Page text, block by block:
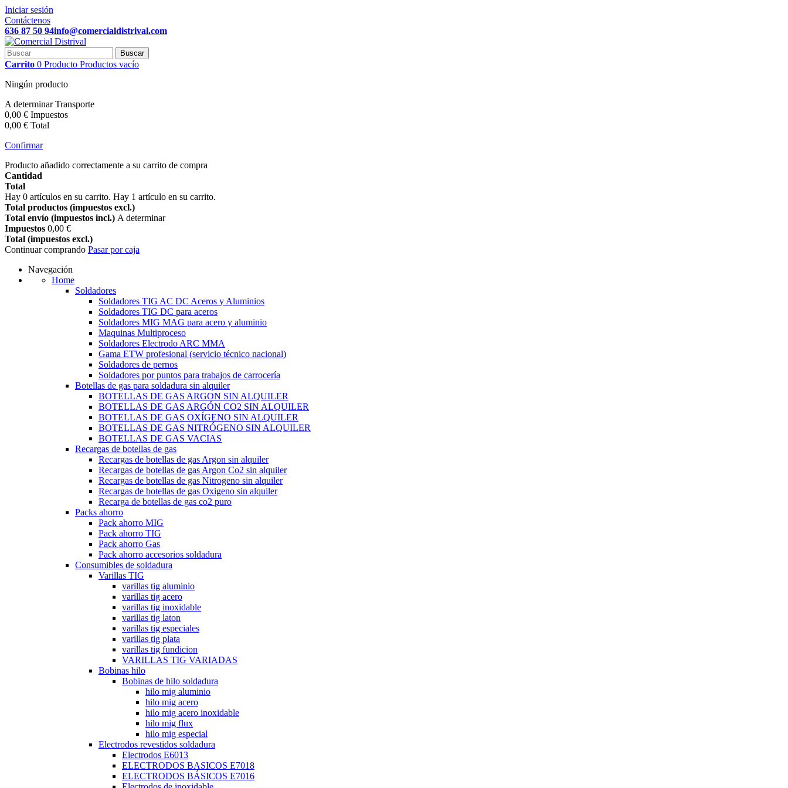
Iniciar sesión
Contáctenos
636 87 50 94info@comercialdistrival.com
Buscar
Carrito 0 Producto Productos vacío
Ningún producto
A determinarTransporte
0,00 € Impuestos
0,00 € Total
Confirmar
Producto añadido correctamente a su carrito de compra
Cantidad
Total
Hay 0 artículos en su carrito. Hay 1 artículo en su carrito.
Total productos (impuestos excl.)
Total envío (impuestos incl.) A determinar
Impuestos 0,00 €
Total (impuestos excl.)
Continuar comprando Pasar por caja
Navegación
Home
Soldadores
Soldadores TIG AC DC Aceros y Aluminios
Soldadores TIG DC para aceros
Soldadores MIG MAG para acero y aluminio
Maquinas Multiproceso
Soldadores Electrodo ARC MMA
Gama ETW profesional (servicio técnico nacional)
Soldadores de pernos
Soldadores por puntos para trabajos de carrocería
Botellas de gas para soldadura sin alquiler
BOTELLAS DE GAS ARGON SIN ALQUILER
BOTELLAS DE GAS ARGÓN CO2 SIN ALQUILER
BOTELLAS DE GAS OXÍGENO SIN ALQUILER
BOTELLAS DE GAS NITRÓGENO SIN ALQUILER
BOTELLAS DE GAS VACIAS
Recargas de botellas de gas
Recargas de botellas de gas Argon sin alquiler
Recargas de botellas de gas Argon Co2 sin alquiler
Recargas de botellas de gas Nitrogeno sin alquiler
Recargas de botellas de gas Oxigeno sin alquiler
Recarga de botellas de gas co2 puro
Packs ahorro
Pack ahorro MIG
Pack ahorro TIG
Pack ahorro Gas
Pack ahorro accesorios soldadura
Consumibles de soldadura
Varillas TIG
varillas tig aluminio
varillas tig acero
varillas tig inoxidable
varillas tig laton
varillas tig especiales
varillas tig plata
varillas tig fundicion
VARILLAS TIG VARIADAS
Bobinas hilo
Bobinas de hilo soldadura
hilo mig aluminio
hilo mig acero
hilo mig acero inoxidable
hilo mig flux
hilo mig especial
Electrodos revestidos soldadura
Electrodos E6013
ELECTRODOS BASICOS E7018
ELECTRODOS BÁSICOS E7016